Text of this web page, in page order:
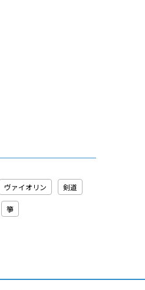
ヴァイオリン 剣道
箏